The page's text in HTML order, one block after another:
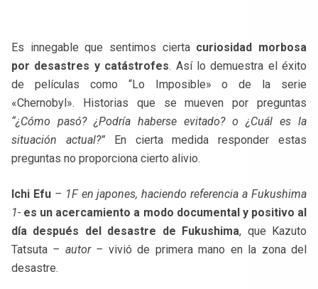
Es innegable que sentimos cierta curiosidad morbosa
por desastres y catástrofes. Así lo demuestra el éxito
de películas como “Lo Imposible» o de la serie
«Chernobyl». Historias que se mueven por preguntas
“¿Cómo pasó? ¿Podría haberse evitado? o ¿Cuál es la
situación actual?” En cierta medida responder estas
preguntas no proporciona cierto alivio.
Ichi Efu – 1F en japones, haciendo referencia a Fukushima
1- es un acercamiento a modo documental y positivo al
día después del desastre de Fukushima, que Kazuto
Tatsuta – autor – vivió de primera mano en la zona del
desastre.